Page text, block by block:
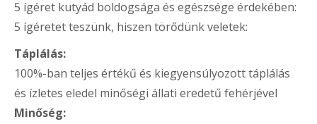
5 ígéret kutyád boldogsága és egészsége érdekében:
5 ígéretet teszünk, hiszen törődünk veletek:
Táplálás:
100%-ban teljes értékű és kiegyensúlyozott táplálás
és ízletes eledel minőségi állati eredetű fehérjével
Minőség: